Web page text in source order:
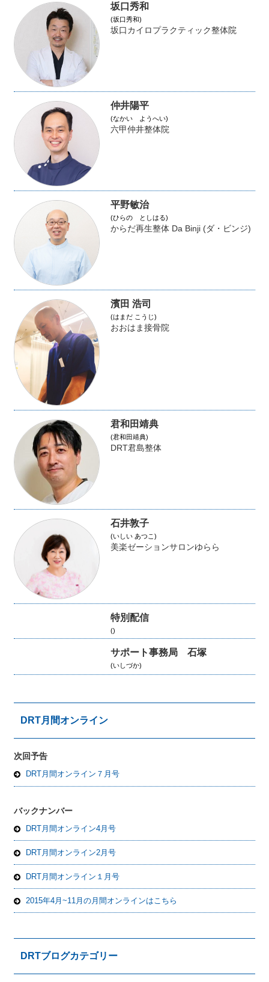
坂口秀和
(坂口秀和)
坂口カイロプラクティック整体院
仲井陽平
(なかい ようへい)
六甲仲井整体院
平野敏治
(ひらの としはる)
からだ再生整体 Da Binji (ダ・ビンジ)
濱田 浩司
(はまだ こうじ)
おおはま接骨院
君和田靖典
(君和田靖典)
DRT君島整体
石井敦子
(いしい あつこ)
美楽ゼーションサロンゆらら
特別配信
()
サポート事務局 石塚
(いしづか)
DRT月間オンライン
次回予告
DRT月間オンライン７月号
バックナンバー
DRT月間オンライン4月号
DRT月間オンライン2月号
DRT月間オンライン１月号
2015年4月~11月の月間オンラインはこちら
DRTブログカテゴリー